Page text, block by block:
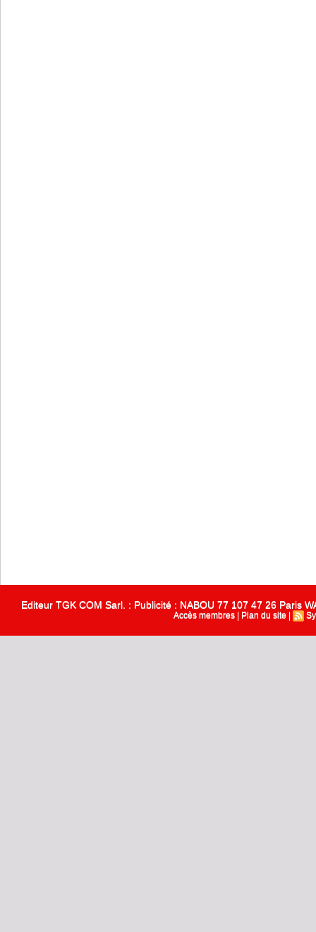
Editeur TGK COM Sarl. : Publicité : NABOU 77 107 47 26 Paris
Accès membres Plan du site